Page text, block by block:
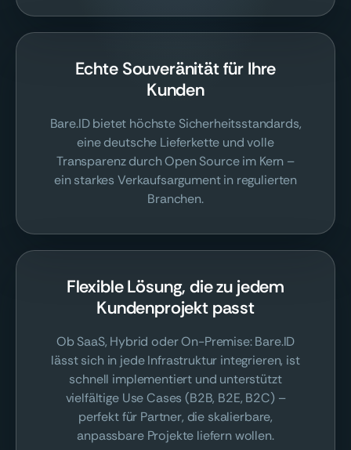
Echte Souveränität für Ihre
Kunden
Bare.ID bietet höchste Sicherheitsstandards,
eine deutsche Lieferkette und volle
Transparenz durch Open Source im Kern –
ein starkes Verkaufsargument in regulierten
Branchen.
Flexible Lösung, die zu jedem
Kundenprojekt passt
Ob SaaS, Hybrid oder On-Premise: Bare.ID
lässt sich in jede Infrastruktur integrieren, ist
schnell implementiert und unterstützt
vielfältige Use Cases (B2B, B2E, B2C) –
perfekt für Partner, die skalierbare,
anpassbare Projekte liefern wollen.